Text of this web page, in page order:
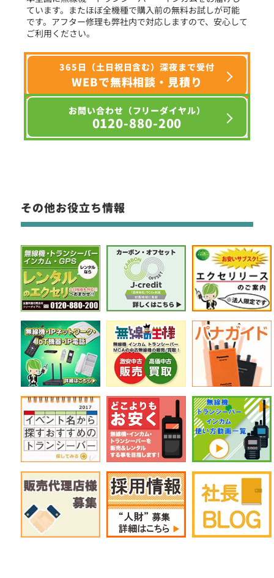
ています。またほぼ全機種で購入前の無料お試しが可能
です。アフター修理も弊社内で対応しますので、安心して
ご利用ください。
365日（土日祝日含む）深夜まで受付
WEBで無料相談・見積り
お問い合わせ（フリーダイヤル）
0120-880-200
その他お役立ち情報